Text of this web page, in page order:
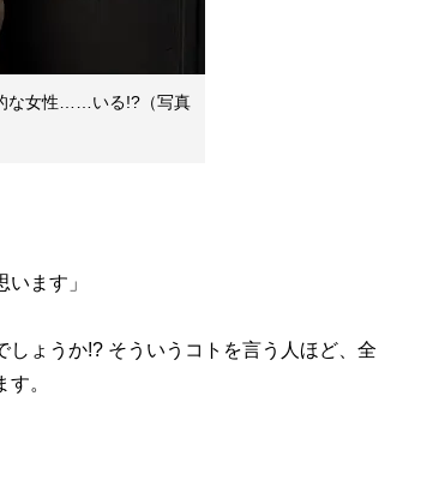
な女性……いる!?（写真
ます」
ょうか!? そういうコトを言う人ほど、全
。